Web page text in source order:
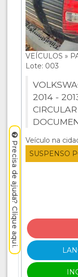
VEÍCULOS »
Lote: 003
2014 -
Veículo na
SUSPENSO
Precisa de ajuda? Clique aqui.